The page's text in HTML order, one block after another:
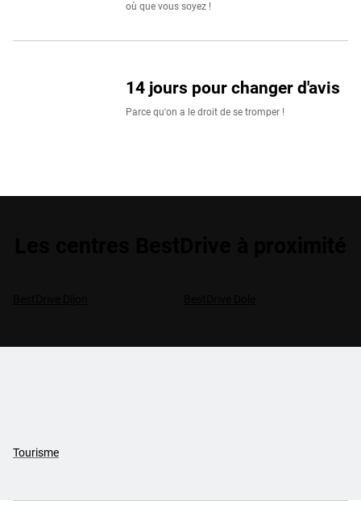
où que vous soyez !
14 jours pour changer d'avis
Parce qu'on a le droit de se tromper !
Tourisme